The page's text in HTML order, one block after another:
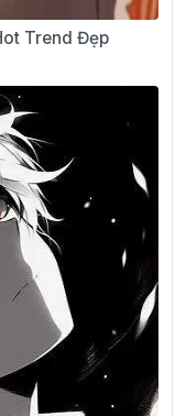
Trend Đẹp